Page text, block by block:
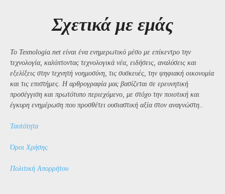
Σχετικά με εμάς
Το Texnologia.net είναι ένα ενημερωτικό μέσο με επίκεντρο την
τεχνολογία, καλύπτοντας τεχνολογικά νέα, ειδήσεις, αναλύσεις και
εξελίξεις στην τεχνητή νοημοσύνη, τις συσκευές, την ψηφιακή οικονομία
και τις επιστήμες. Η αρθρογραφία μας βασίζεται σε ερευνητική
προσέγγιση και πρωτότυπο περιεχόμενο, με στόχο την ποιοτική και
έγκυρη ενημέρωση που προσθέτει ουσιαστική αξία στον αναγνώστη..
Ταυτότητα
Όροι Χρήσης
Πολιτική Απορρήτου